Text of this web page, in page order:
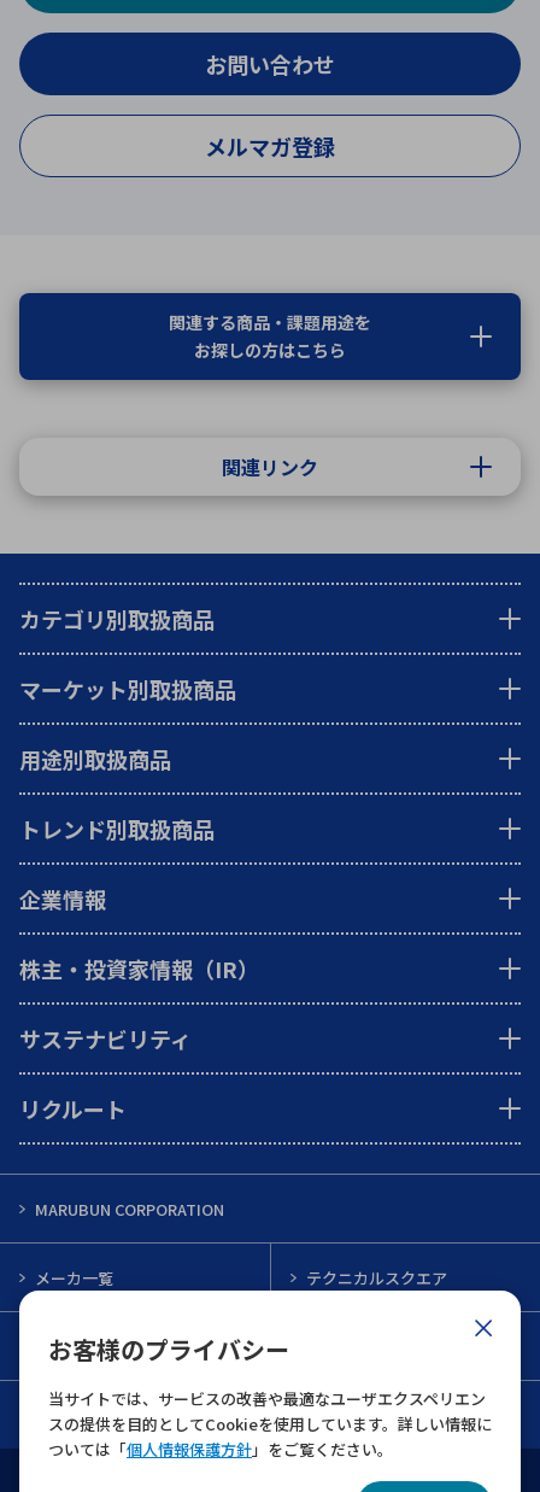
お客様のプライバシー
当サイトでは、サービスの改善や最適なユーザエクスペリエン
スの提供を目的としてCookieを使用しています。詳しい情報に
ついては「個人情報保護方針」をご覧ください。
お問い合わせ
メルマガ登録
関連する商品・課題用途を
お探しの方はこちら
関連リンク
カテゴリ別取扱商品
マーケット別取扱商品
用途別取扱商品
トレンド別取扱商品
企業情報
株主・投資家情報（IR）
サステナビリティ
リクルート
MARUBUN CORPORATION
メーカ一覧 テクニカルスクエア
インフォメーション
お問い合わせ
個人情報保護について